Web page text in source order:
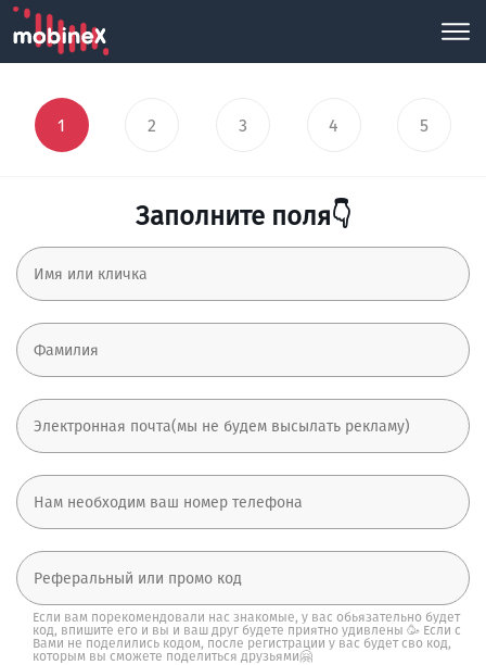
1 2 3 4 5
Заполните поля👇
Если вам порекомендовали нас знакомые, у вас обьязательно будет
код, впишите его и вы и ваш друг будете приятно удивлены 🥳 Если с
Вами не поделились кодом, после регистрации у вас будет сво код,
которым вы сможете поделиться друзьями🤗